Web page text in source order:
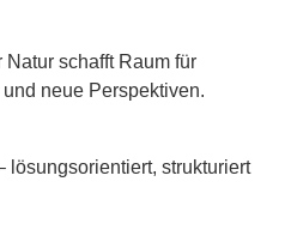
schafft Raum für
neue Perspektiven.
lösungsorientiert, strukturiert